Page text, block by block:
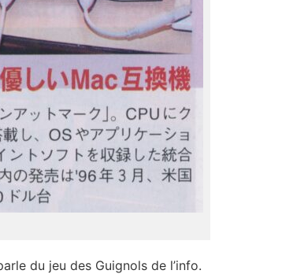
du jeu des Guignols de l’info.